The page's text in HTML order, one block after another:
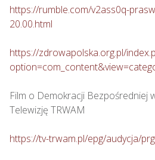
https://rumble.com/v2ass0q-
20.00.html
https://zdrowapolska.org.pl/
Film o Demokracji Bezpośredniej
Telewizję TRWAM
https://tv-trwam.pl/epg/audycja/